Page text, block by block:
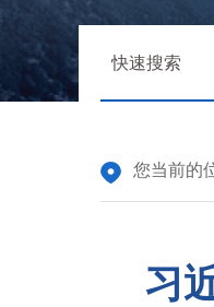
您当前的
习